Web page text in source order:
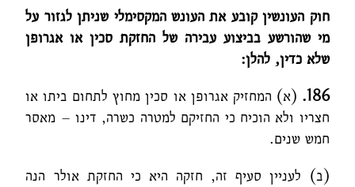
חוק העונשין קובע את העונש המקסימלי שניתן לגזור על
מי שהורשע בביצוע עבירה של החזקת סכין או אגרופן
שלא כדין, להלן:
186. (א) המחזיק אגרופן או סכין מחוץ לתחום ביתו או
חצריו ולא הוכיח כי החזיקם למטרה כשרה, דינו – מאסר
חמש שנים.
(ב) לעניין סעיף זה, חזקה היא כי החזקת אולר הנה